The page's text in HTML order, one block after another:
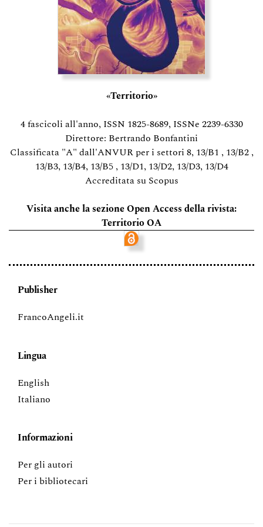
«Territorio»
4 fascicoli all'anno, ISSN 1825-8689, ISSNe 2239-6330
Direttore: Bertrando Bonfantini
Classificata "A" dall'ANVUR per i settori 8, 13/B1 , 13/B2 ,
13/B3, 13/B4, 13/B5 , 13/D1, 13/D2, 13/D3, 13/D4
Accreditata su Scopus
Visita anche la sezione Open Access della rivista:
Territorio OA
Publisher
FrancoAngeli.it
Lingua
English
Italiano
Informazioni
Per gli autori
Per i bibliotecari